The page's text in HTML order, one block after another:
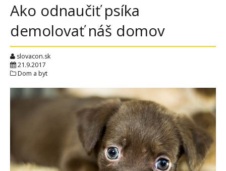
Ako odnaučiť psíka
demolovať náš domov
slovacon.sk
21.9.2017
Dom a byt